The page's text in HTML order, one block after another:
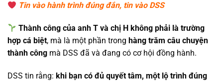
Tin vào hành trình đúng đắn, tin vào DSS
Thành công của anh T và chị H không phải là trường
hợp cá biệt, mà là một phần trong hàng trăm câu chuyện
thành công mà DSS đã và đang có cơ hội đồng hành.
DSS tin rằng: khi bạn có đủ quyết tâm, một lộ trình đúng